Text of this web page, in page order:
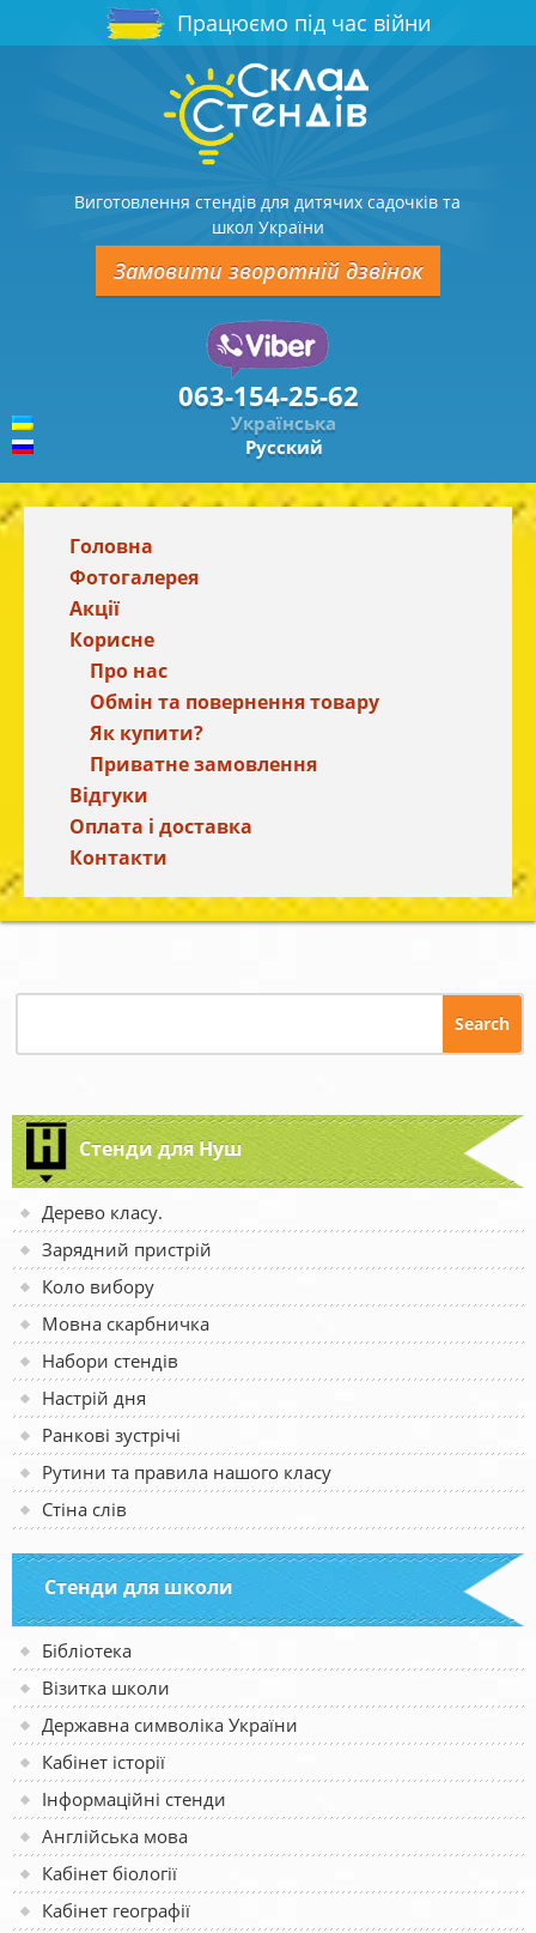
Працюємо під час війни
Виготовлення стендів для дитячих садочків та
школ України
Замовити зворотній дзвінок
063-154-25-62
Українська
Русский
Головна
Фотогалерея
Акції
Корисне
Про нас
Обмін та повернення товару
Як купити?
Приватне замовлення
Відгуки
Оплата і доставка
Контакти
Стенди для Нуш
Дерево класу.
Зарядний пристрій
Коло вибору
Мовна скарбничка
Набори стендів
Настрій дня
Ранкові зустрічі
Рутини та правила нашого класу
Стіна слів
Стенди для школи
Бібліотека
Візитка школи
Державна символіка України
Кабінет історії
Інформаційні стенди
Англійська мова
Кабінет біології
Кабінет географії